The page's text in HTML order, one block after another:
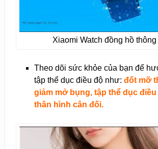
Xiaomi Watch đồng hồ thông
Theo dõi sức khỏe của bạn để
tập thể dục điều độ như: đốt mỡ
giảm mở bụng, tập thể dục
thân hình cân đối.